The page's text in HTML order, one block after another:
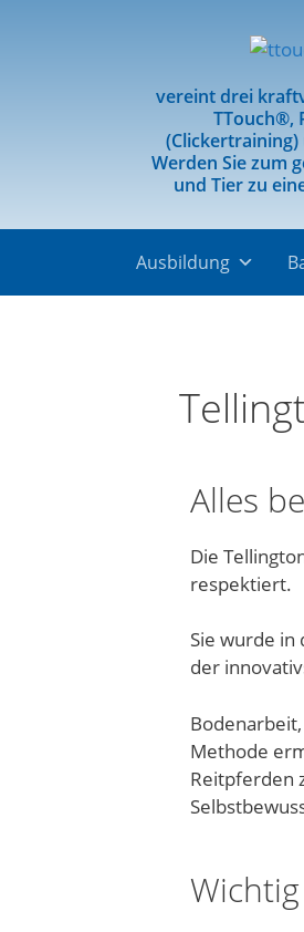
vereint drei
TTouch®,
Werden Sie zum
und Tier zu
Ausbildung
Alles
Die
respektiert.
Sie wurde in
der
Methode
Reitpferden